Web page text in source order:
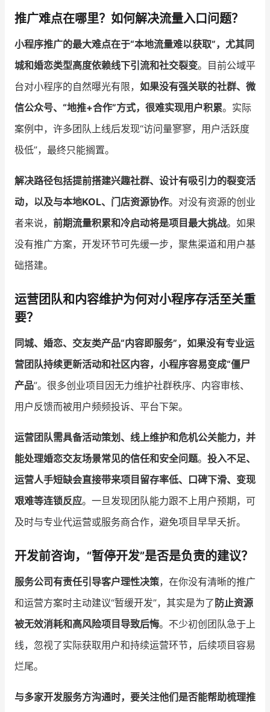
推广难点在哪里？如何解决流量入口问题？
小程序推广的最大难点在于“本地流量难以获取”，尤其同
城和婚恋类型高度依赖线下引流和社交裂变。目前公域平
台对小程序的自然曝光有限， 如果没有强关联的社群、微
信公众号、“地推+合作”方式，很难实现用户积累。实际
案例中，许多团队上线后发现“访问量寥寥，用户活跃度
极低”，最终只能搁置。
解决路径包括提前搭建兴趣社群、设计有吸引力的裂变活
动，以及与本地KOL、门店资源协作。对没有资源的创业
者来说， 前期流量积累和冷启动将是项目最大挑战。如果
没有推广方案，开发环节可先缓一步，聚焦渠道和用户基
础搭建。
运营团队和内容维护为何对小程序存活至关重
要？
同城、婚恋、交友类产品“内容即服务”，如果没有专业运
营团队持续更新活动和社区内容，小程序容易变成“僵尸
产品”。很多创业项目因无力维护社群秩序、内容审核、
用户反馈而被用户频频投诉、平台下架。
运营团队需具备活动策划、线上维护和危机公关能力，并
能处理婚恋交友场景常见的信任和安全问题。 投入不足、
运营人手短缺会直接带来项目留存率低、口碑下滑、变现
艰难等连锁反应。一旦发现团队能力跟不上用户预期，可
及时与专业代运营或服务商合作，避免项目早早夭折。
开发前咨询，“暂停开发”是否是负责的建议？
服务公司有责任引导客户理性决策，在你没有清晰的推广
和运营方案时主动建议“暂缓开发”，其实是为了 防止资源
被无效消耗和高风险项目导致后悔。不少初创团队急于上
线，忽视了实际获取用户和持续运营环节，后续项目容易
烂尾。
与多家开发服务方沟通时，要关注他们是否能帮助梳理推